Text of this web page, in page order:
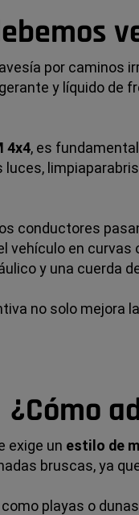
por caminos
y líquido de
4x4, es
conductores
vehículo en
y una cuerda
no solo mejora
¿Cómo
exige un estilo de
bruscas, ya
playas o